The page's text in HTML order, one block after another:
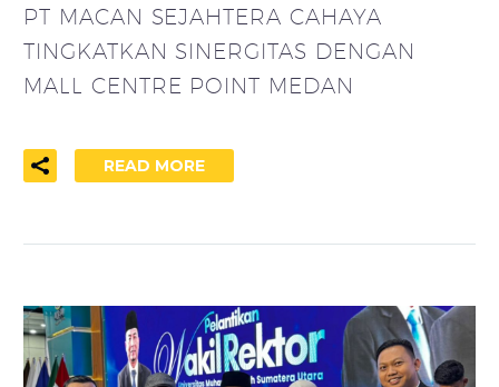
PT MACAN SEJAHTERA CAHAYA
TINGKATKAN SINERGITAS DENGAN
MALL CENTRE POINT MEDAN
READ MORE